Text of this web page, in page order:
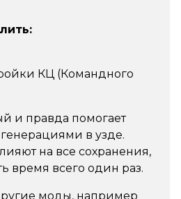
КЦ (Командного
и правда помогает
в узде.
на все сохранения,
время всего один раз.
моды, например